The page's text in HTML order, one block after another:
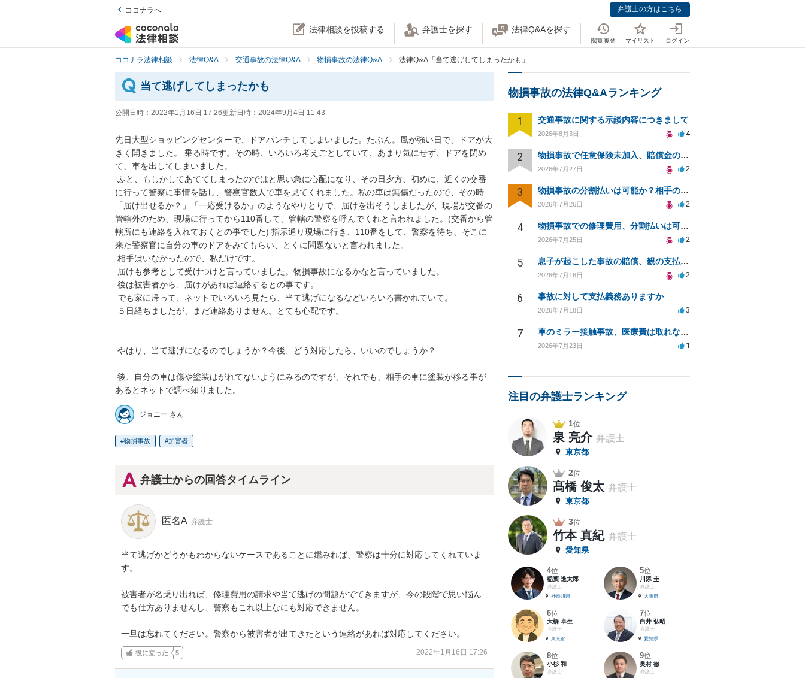
ココナラへ 弁護士の方はこちら
法律相談を投稿する 弁護士を探す 法律Q&Aを探す
閲覧履歴 マイリスト ログイン
ココナラ法律相談 法律Q&A 交通事故の法律Q&A 物損事故の法律Q&A 法律Q&A「当て逃げしてしまったかも」
当て逃げしてしまったかも
公開日時： 2022年1月16日 17:26更新日時： 2024年9月4日 11:43
先日大型ショッピングセンターで、ドアパンチしてしまいました。たぶん。風が強い日で、ドアが大
きく開きました。 乗る時です。その時、いろいろ考えごとしていて、あまり気にせず、ドアを閉め
て、車を出してしまいました。
に行って警察に事情を話し、警察官数人で車を見てくれました。私の車は無傷だったので、その時
「届け出せるか？」「一応受けるか」のようなやりとりで、届けを出そうしましたが、現場が交番の
管轄外のため、現場に行ってから110番して、管轄の警察を呼んでくれと言われました。(交番から管
轄所にも連絡を入れておくとの事でした) 指示通り現場に行き、110番をして、警察を待ち、そこに
来た警察官に自分の車のドアをみてもらい、とくに問題ないと言われました。
あるとネットで調べ知りました。
ジョニー さん
物損事故 加害者
弁護士からの回答タイムライン
匿名A 弁護士
当て逃げかどうかもわからないケースであることに鑑みれば、警察は十分に対応してくれていま
す。
被害者が名乗り出れば、修理費用の請求や当て逃げの問題がでてきますが、今の段階で思い悩ん
でも仕方ありませんし、警察もこれ以上なにも対応できません。
一旦は忘れてください。警察から被害者が出てきたという連絡があれば対応してください。
役に立った 5 2022年1月16日 17:26
物損事故の法律Q&Aランキング
1 交通事故に関する示談内容につきまして
2026年8月3日 4
2 物損事故で任意保険未加入、賠償金の分割払いは可能か？
2026年7月27日 2
3 物損事故の分割払いは可能か？相手の威圧への対処法
2026年7月26日 2
4 物損事故での修理費用、分割払いは可能ですか？
2026年7月25日 2
5 息子が起こした事故の賠償、親の支払義務と対策は？
2026年7月16日 2
6 事故に対して支払義務ありますか
2026年7月18日 3
7 車のミラー接触事故、医療費は取れないのでしょうか？
2026年7月23日 1
注目の弁護士ランキング
1位
泉 亮介 弁護士
東京都
2位
髙橋 俊太 弁護士
東京都
3位
竹本 真紀 弁護士
愛知県
4位
稲葉 進太郎
弁護士
神奈川県
5位
川添 圭
弁護士
大阪府
6位
大橋 卓生
弁護士
東京都
7位
白井 弘昭
弁護士
愛知県
8位
小杉 和
弁護士
9位
奥村 徹
弁護士